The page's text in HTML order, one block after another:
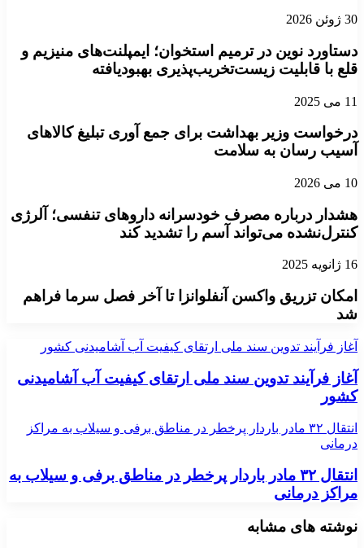
30 ژوئن 2026
دستاورد نوین در ترمیم استخوان؛ ایمپلنت‌های منیزیم و
قلع با قابلیت زیست‌تخریب‌پذیری بهبودیافته
11 می 2025
درخواست وزیر بهداشت برای جمع آوری تبلیغ کالاهای
آسیب رسان به سلامت
10 می 2026
هشدار درباره مصرف خودسرانه داروهای تنفسی؛ آلرژی
کنترل‌نشده می‌تواند آسم را تشدید کند
16 ژانویه 2025
امکان تزریق واکسن آنفلوانزا تا آخر فصل سرما فراهم
شد
آغاز فرآیند تدوین سند ملی ارتقای کیفیت آب آشامیدنی کشور
آغاز فرآیند تدوین سند ملی ارتقای کیفیت آب آشامیدنی
کشور
انتقال ۳۲ مادر باردار پرخطر در مناطق برفی و سیلاب به مراکز
درمانی
انتقال ۳۲ مادر باردار پرخطر در مناطق برفی و سیلاب به
مراکز درمانی
نوشته های مشابه